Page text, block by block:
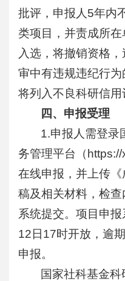
批评，申报人5年内
类项目，并责成所
入选，将撤销资格
审中有违规违纪行
将列入不良科研信用
四、申报受理
1.申报人需登录
务管理平台（https://
在线申报，并上传
稿及相关材料，检
系统提交。项目申
12日17时开放，逾
申报。
国家社科基金